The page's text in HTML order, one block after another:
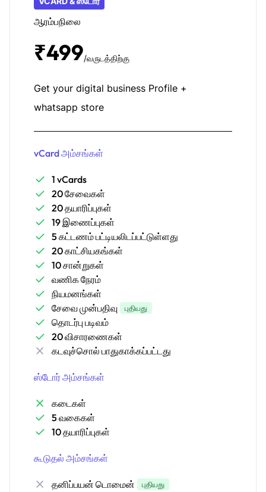
ஆரம்பநிலை
₹499/வருடத்திற்கு
Get your digital business Profile +
whatsapp store
vCard அம்சங்கள்
1 vCards
20 சேவைகள்
20 தயாரிப்புகள்
19 இணைப்புகள்
5 கட்டணம் பட்டியலிடப்பட்டுள்ளது
20 காட்சியகங்கள்
10 சான்றுகள்
வணிக நேரம்
நியமனங்கள்
சேவை முன்பதிவு
புதியது
தொடர்பு படிவம்
20 விசாரணைகள்
கடவுச்சொல் பாதுகாக்கப்பட்டது
ஸ்டோர் அம்சங்கள்
கடைகள்
5 வகைகள்
10 தயாரிப்புகள்
கூடுதல் அம்சங்கள்
தனிப்பயன் டொமைன் புதியது